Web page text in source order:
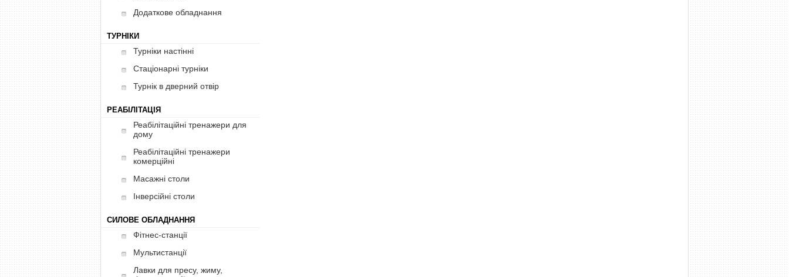
Додаткове обладнання
ТУРНІКИ
Турніки настінні
Стаціонарні турніки
Турнік в дверний отвір
РЕАБІЛІТАЦІЯ
Реабілітаційні тренажери для
дому
Реабілітаційні тренажери
комерційні
Масажні столи
Інверсійні столи
СИЛОВЕ ОБЛАДНАННЯ
Фітнес-станції
Мультистанції
Лавки для пресу, жиму,